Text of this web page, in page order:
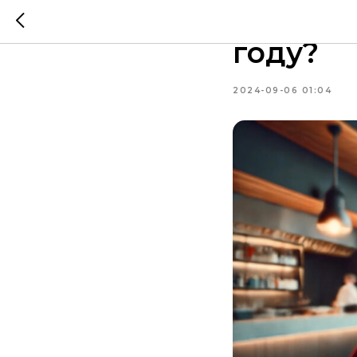
Как
году?
2024-09-06 01:04